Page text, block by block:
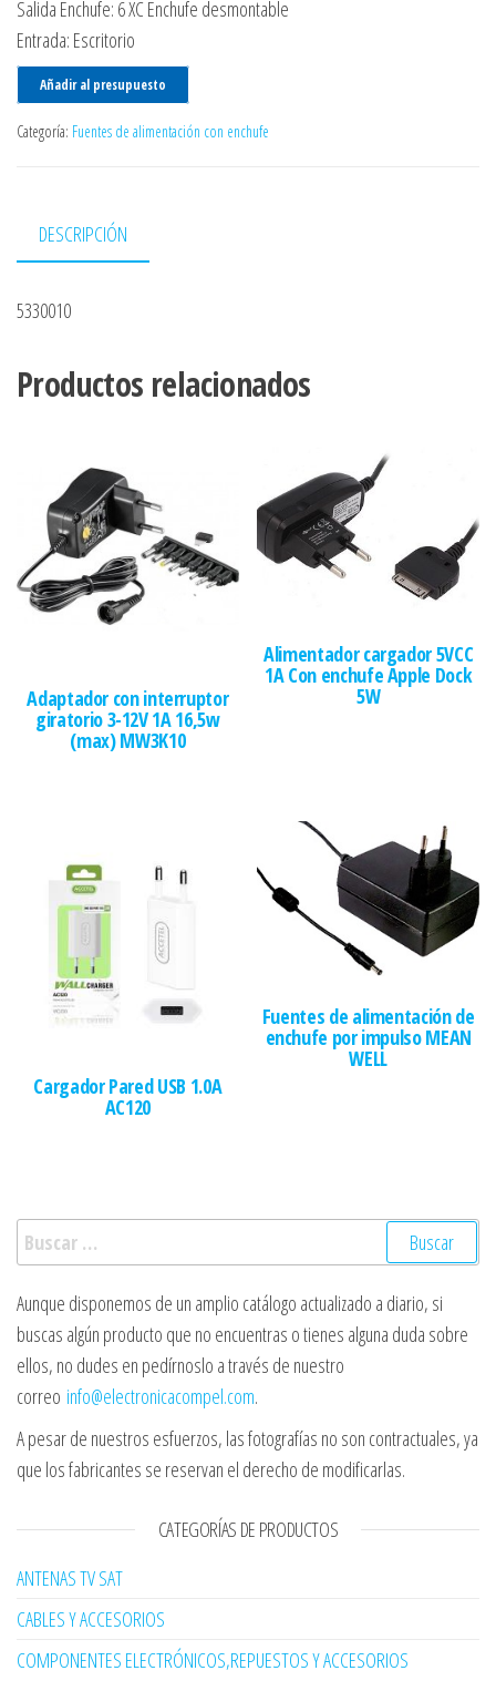
Salida Enchufe: 6 XC Enchufe desmontable
Entrada: Escritorio
Añadir al presupuesto
Categoría: Fuentes de alimentación con enchufe
DESCRIPCIÓN
5330010
Productos relacionados
Adaptador con interruptor
giratorio 3-12V 1A 16,5w
(max) MW3K10
Alimentador cargador 5VCC
1A Con enchufe Apple Dock
5W
Cargador Pared USB 1.0A
AC120
Fuentes de alimentación de
enchufe por impulso MEAN
WELL
Buscar:
Aunque disponemos de un amplio catálogo actualizado a diario, si
buscas algún producto que no encuentras o tienes alguna duda sobre
ellos, no dudes en pedírnoslo a través de nuestro
correo info@electronicacompel.com.
A pesar de nuestros esfuerzos, las fotografías no son contractuales, ya
que los fabricantes se reservan el derecho de modificarlas.
CATEGORÍAS DE PRODUCTOS
ANTENAS TV SAT
CABLES Y ACCESORIOS
COMPONENTES ELECTRÓNICOS,REPUESTOS Y ACCESORIOS